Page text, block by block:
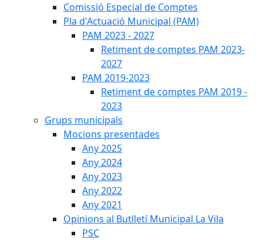
Comissió Especial de Comptes
Pla d'Actuació Municipal (PAM)
PAM 2023 - 2027
Retiment de comptes PAM 2023-
2027
PAM 2019-2023
Retiment de comptes PAM 2019 -
2023
Grups municipals
Mocions presentades
Any 2025
Any 2024
Any 2023
Any 2022
Any 2021
Opinions al Butlletí Municipal La Vila
PSC